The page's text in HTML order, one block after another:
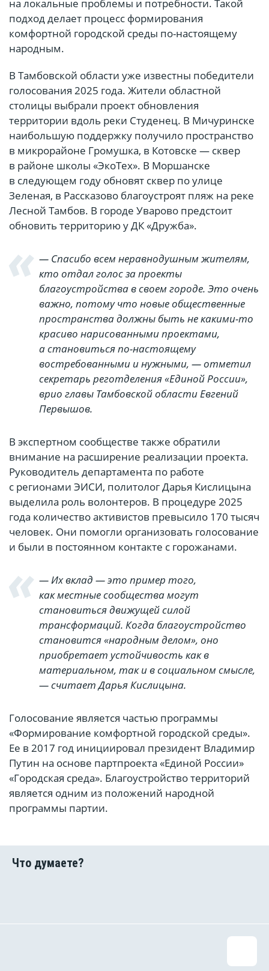
на локальные проблемы и потребности. Такой
подход делает процесс формирования
комфортной городской среды по-настоящему
народным.
В Тамбовской области уже известны победители
голосования 2025 года. Жители областной
столицы выбрали проект обновления
территории вдоль реки Студенец. В Мичуринске
наибольшую поддержку получило пространство
в микрорайоне Громушка, в Котовске — сквер
в районе школы «ЭкоТех». В Моршанске
в следующем году обновят сквер по улице
Зеленая, в Рассказово благоустроят пляж на реке
Лесной Тамбов. В городе Уварово предстоит
обновить территорию у ДК «Дружба».
— Спасибо всем неравнодушным жителям,
кто отдал голос за проекты
благоустройства в своем городе. Это очень
важно, потому что новые общественные
пространства должны быть не какими-то
красиво нарисованными проектами,
а становиться по-настоящему
востребованными и нужными, — отметил
секретарь реготделения «Единой России»,
врио главы Тамбовской области Евгений
Первышов.
В экспертном сообществе также обратили
внимание на расширение реализации проекта.
Руководитель департамента по работе
с регионами ЭИСИ, политолог Дарья Кислицына
выделила роль волонтеров. В процедуре 2025
года количество активистов превысило 170 тысяч
человек. Они помогли организовать голосование
и были в постоянном контакте с горожанами.
— Их вклад — это пример того,
как местные сообщества могут
становиться движущей силой
трансформаций. Когда благоустройство
становится «народным делом», оно
приобретает устойчивость как в
материальном, так и в социальном смысле,
— считает Дарья Кислицына.
Голосование является частью программы
«Формирование комфортной городской среды».
Ее в 2017 год инициировал президент Владимир
Путин на основе партпроекта «Единой России»
«Городская среда». Благоустройство территорий
является одним из положений народной
программы партии.